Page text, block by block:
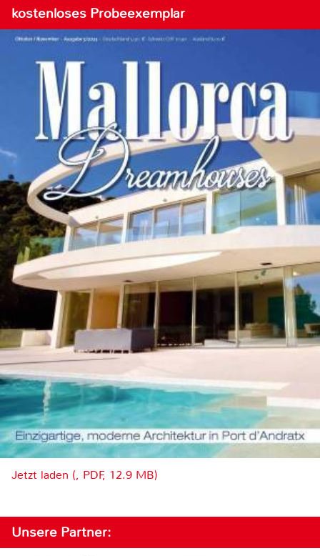
kostenloses Probeexemplar
Jetzt laden (, PDF, 12.9 MB)
Unsere Partner: